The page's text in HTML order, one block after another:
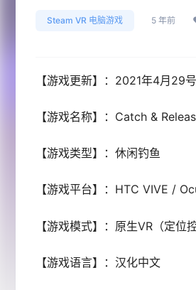
Steam VR 电脑游戏 5 年前
【游戏更新】：2021年4月29
【游戏名称】：Catch &
【游戏类型】：休闲钓鱼
【游戏平台】：HTC VIVE /
【游戏模式】：原生VR（定位
【游戏语言】：汉化中文